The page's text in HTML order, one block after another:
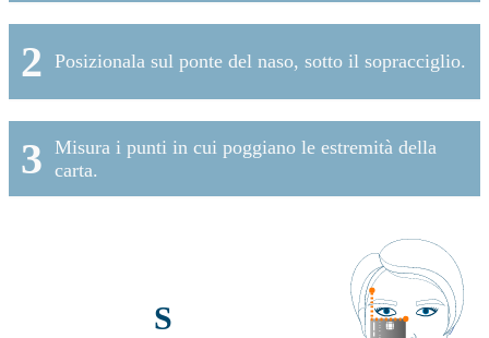
2 Posizionala sul ponte del naso, sotto il sopracciglio.
3 Misura i punti in cui poggiano le estremità della
carta.
S